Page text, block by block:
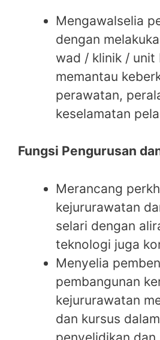
Mengawalselia
dengan
wad / klinik / unit
memantau
perawatan,
keselamatan
Fungsi Pengurusan
Merancang
kejururawatan
selari dengan
teknologi juga
Menyelia
pembangunan
kejururawatan
dan kursus